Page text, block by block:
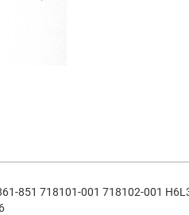
851 718101-001 718102-001